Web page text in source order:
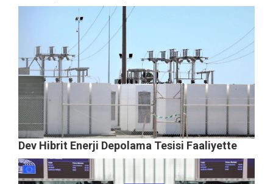
Dev Hibrit Enerji Depolama Tesisi Faaliyette